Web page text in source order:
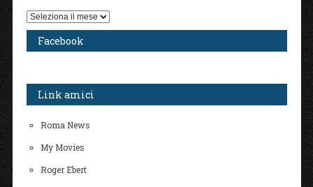
Archivi
Facebook
Link amici
Roma News
My Movies
Roger Ebert